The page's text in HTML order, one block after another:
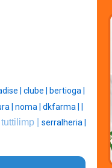
| clube |
bertioga |
| noma | dkfarma |
tuttilimp | serralheria |